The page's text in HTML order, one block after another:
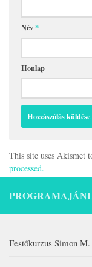
Név*
Honlap
This site uses Akismet
processed.
Festőkurzus Simon